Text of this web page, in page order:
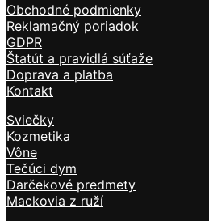
Obchodné podmienky
Reklamačný poriadok
GDPR
Štatút a pravidlá súťaže
Doprava a platba
Kontakt
Sviečky
Kozmetika
Vône
Tečúci dym
Darčekové predmety
Mackovia z ruží